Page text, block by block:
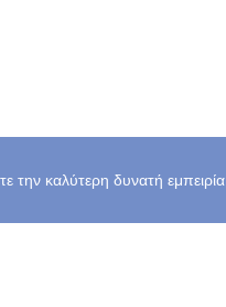
την καλύτερη δυνατή εμπειρία